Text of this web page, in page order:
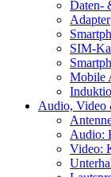
Daten-
Adapter
SIM-
Mobile
Audio,
Audio:
Video: